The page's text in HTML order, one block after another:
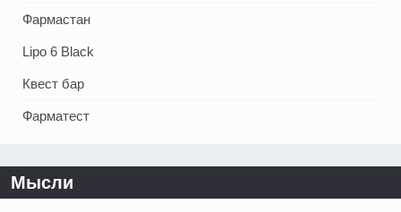
Фармастан
Lipo 6 Black
Квест бар
Фарматест
Мысли